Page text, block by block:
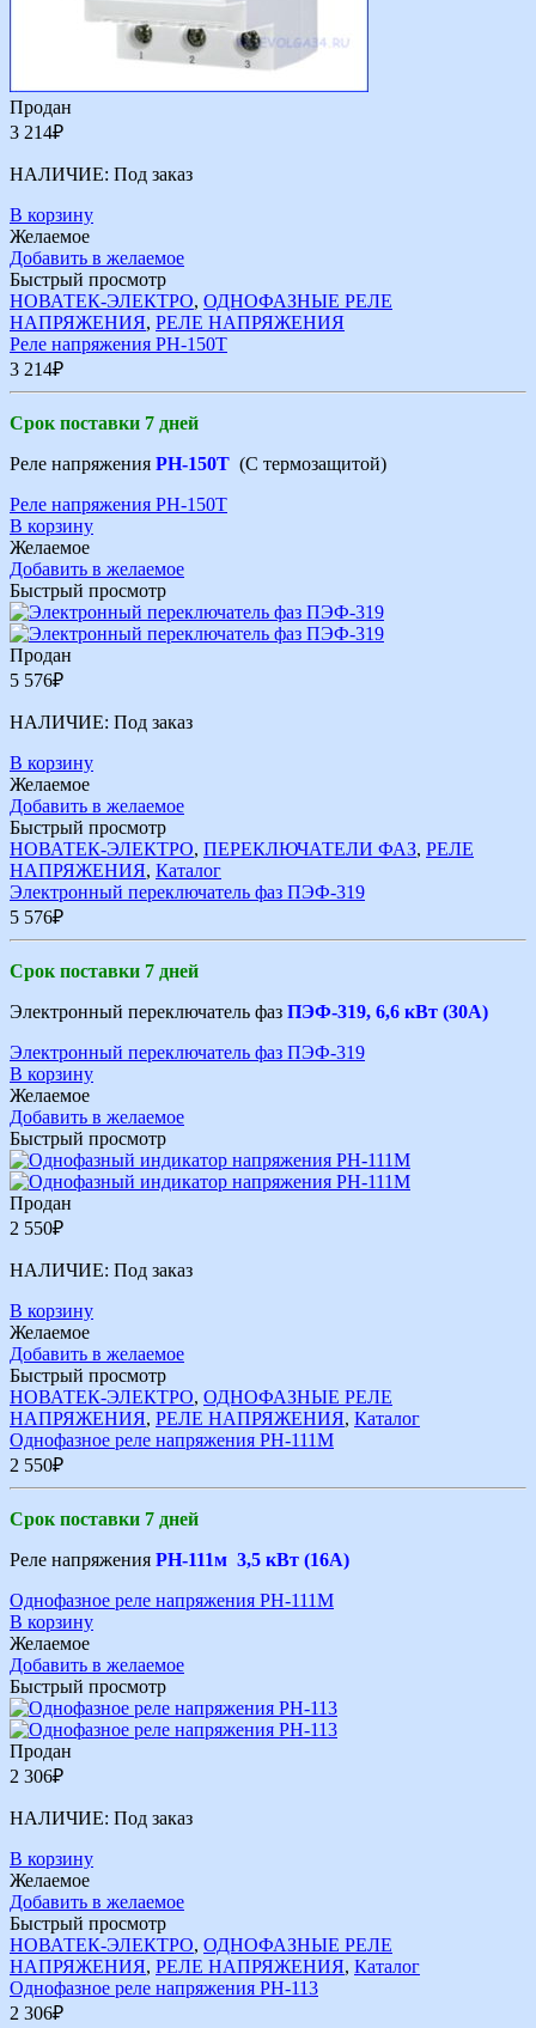
Продан
3 214₽
НАЛИЧИЕ: Под заказ
В корзину
Желаемое
Добавить в желаемое
Быстрый просмотр
НОВАТЕК-ЭЛЕКТРО, ОДНОФАЗНЫЕ РЕЛЕ
НАПРЯЖЕНИЯ, РЕЛЕ НАПРЯЖЕНИЯ
Реле напряжения РН-150Т
3 214₽
Срок поставки 7 дней
Реле напряжения РН-150Т (С термозащитой)
Реле напряжения РН-150Т
В корзину
Желаемое
Добавить в желаемое
Быстрый просмотр
Продан
5 576₽
НАЛИЧИЕ: Под заказ
В корзину
Желаемое
Добавить в желаемое
Быстрый просмотр
НОВАТЕК-ЭЛЕКТРО, ПЕРЕКЛЮЧАТЕЛИ ФАЗ, РЕЛЕ
НАПРЯЖЕНИЯ, Каталог
Электронный переключатель фаз ПЭФ-319
5 576₽
Срок поставки 7 дней
Электронный переключатель фаз ПЭФ-319, 6,6 кВт (30А)
Электронный переключатель фаз ПЭФ-319
В корзину
Желаемое
Добавить в желаемое
Быстрый просмотр
Продан
2 550₽
НАЛИЧИЕ: Под заказ
В корзину
Желаемое
Добавить в желаемое
Быстрый просмотр
НОВАТЕК-ЭЛЕКТРО, ОДНОФАЗНЫЕ РЕЛЕ
НАПРЯЖЕНИЯ, РЕЛЕ НАПРЯЖЕНИЯ, Каталог
Однофазное реле напряжения РН-111М
2 550₽
Срок поставки 7 дней
Реле напряжения РН-111м 3,5 кВт (16А)
Однофазное реле напряжения РН-111М
В корзину
Желаемое
Добавить в желаемое
Быстрый просмотр
Продан
2 306₽
НАЛИЧИЕ: Под заказ
В корзину
Желаемое
Добавить в желаемое
Быстрый просмотр
НОВАТЕК-ЭЛЕКТРО, ОДНОФАЗНЫЕ РЕЛЕ
НАПРЯЖЕНИЯ, РЕЛЕ НАПРЯЖЕНИЯ, Каталог
Однофазное реле напряжения РН-113
2 306₽